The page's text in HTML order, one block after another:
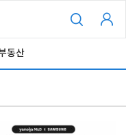
동산